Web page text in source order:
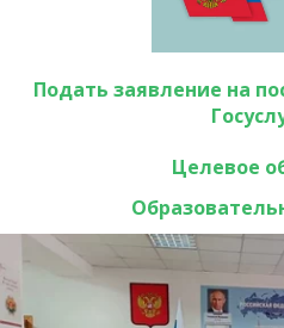
Подать заявление на
Целевое